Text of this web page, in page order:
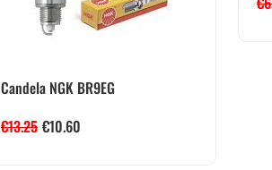
Candela NGK BR9EG
€13.25 €10.60